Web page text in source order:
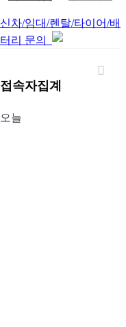
신차/임대/렌탈/타이어/배
터리 문의
접속자집계
오늘